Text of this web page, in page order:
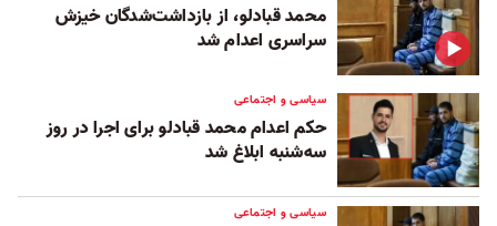
محمد قبادلو، از بازداشت‌شدگان خیزش
سراسری اعدام شد
سیاسی و اجتماعی
حکم اعدام محمد قبادلو برای اجرا در روز
سه‌شنبه ابلاغ شد
سیاسی و اجتماعی